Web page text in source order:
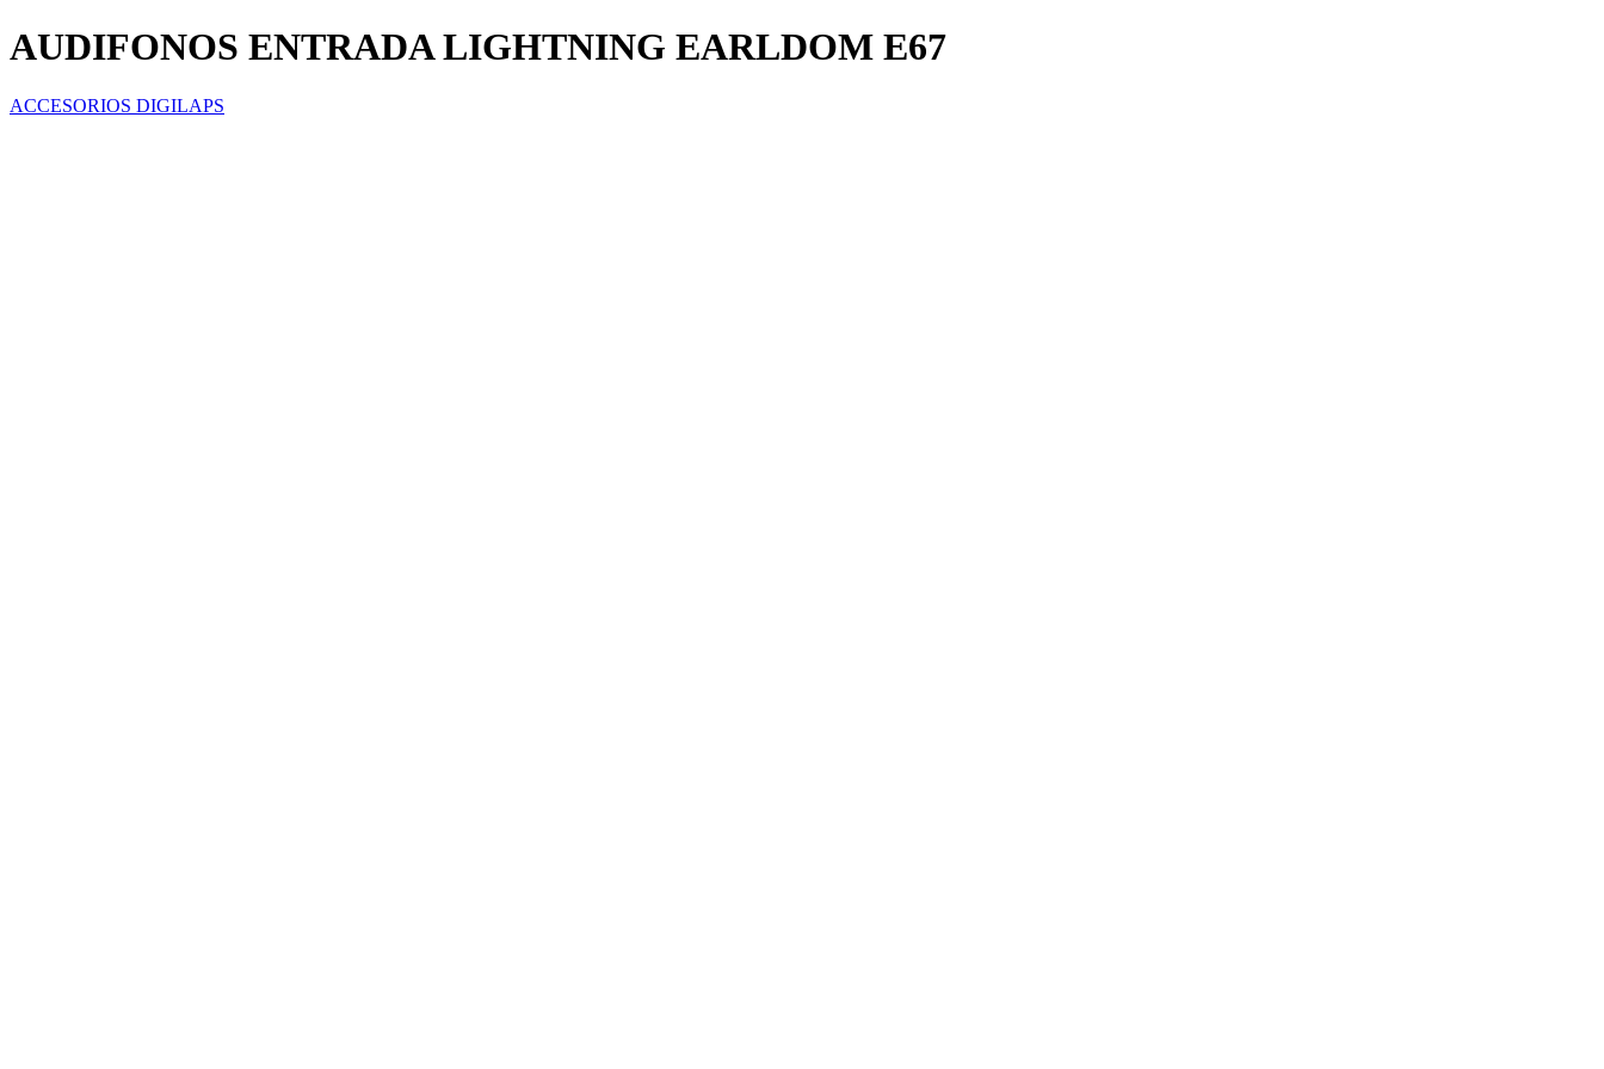
AUDIFONOS ENTRADA LIGHTNING EARLDOM E67
ACCESORIOS DIGILAPS